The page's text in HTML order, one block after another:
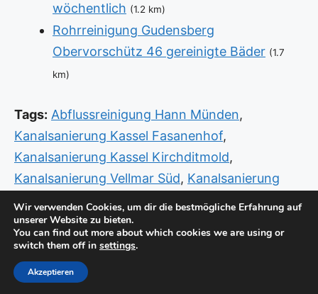
wöchentlich (1.2 km)
Rohrreinigung Gudensberg
Obervorschütz 46 gereinigte Bäder (1.7
km)
Tags: Abflussreinigung Hann Münden,
Kanalsanierung Kassel Fasanenhof,
Kanalsanierung Kassel Kirchditmold,
Kanalsanierung Vellmar Süd, Kanalsanierung
Warburg
, Rohrreinigung Hann Münden , Sanitär
Fritzlar,Sanitär Homberg Efze Rudolphshausen
Sanitär Notdienst Kassel Wilhelmshöhe
Sanitär
Notdienst Warburg
© Copyright 2026 -
Wir verwenden Cookies, um dir die bestmögliche Erfahrung auf
unserer Website zu bieten.
You can find out more about which cookies we are using or
switch them off in settings.
Akzeptieren